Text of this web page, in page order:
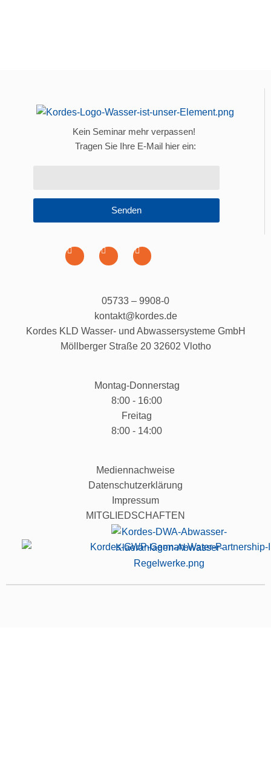
Kein Seminar mehr verpassen!
Tragen Sie Ihre E-Mail hier ein:
Senden
05733 – 9908-0
kontakt@kordes.de
Kordes KLD Wasser- und Abwassersysteme GmbH
Möllberger Straße 20 32602 Vlotho
Montag-Donnerstag
8:00 - 16:00
Freitag
8:00 - 14:00
Mediennachweise
Datenschutzerklärung
Impressum
MITGLIEDSCHAFTEN